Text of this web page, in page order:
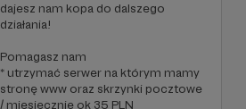
dajesz nam kopa do dalszego
działania!
Pomagasz nam
* utrzymać serwer na którym mamy
stronę www oraz skrzynki pocztowe
/ miesięcznie ok 35 PLN